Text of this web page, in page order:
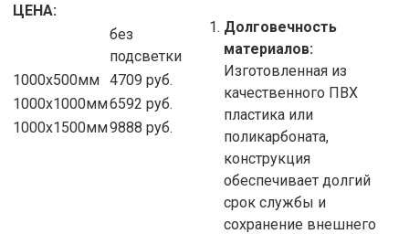
ЦЕНА:
без
подсветки
1000х500мм 4709 руб.
1000х1000мм6592 руб.
1000х1500мм9888 руб.
Долговечность
материалов:
Изготовленная из
качественного ПВХ
пластика или
поликарбоната,
конструкция
обеспечивает долгий
срок службы и
сохранение внешнего